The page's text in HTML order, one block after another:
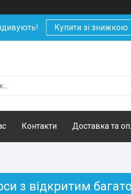
Купити зі знижкою
Контакти Доставка та
з відкритим